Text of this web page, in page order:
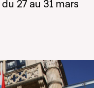
27 au 31 mars